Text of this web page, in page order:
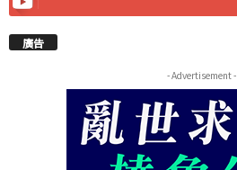
廣告
- Advertisement -